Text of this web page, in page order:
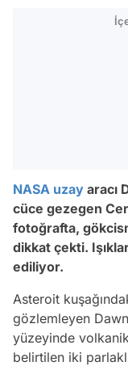
NASA uzay aracı
cüce gezegen
fotoğrafta,
dikkat çekti.
ediliyor.
Asteroit
gözlemleyen
yüzeyinde
belirtilen iki